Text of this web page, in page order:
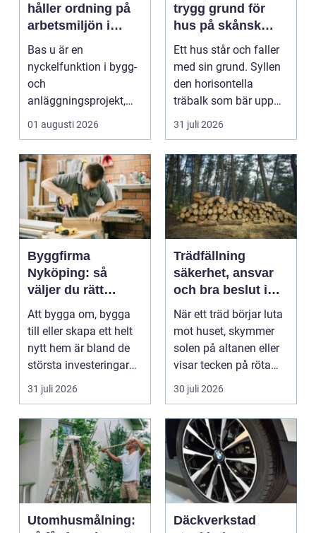
håller ordning på
arbetsmiljön i
byggprojekt
Bas u är en
nyckelfunktion i bygg-
och
anläggningsprojekt,
med ansvar för att
arbetsm...
01 augusti 2026
trygg grund för
hus på skånsk
mark
Ett hus står och faller
med sin grund. Syllen
den horisontella
träbalk som bär upp
väggarna mot pla...
31 juli 2026
Byggfirma
Nyköping: så
väljer du rätt
partner för ditt
projekt
Att bygga om, bygga
till eller skapa ett helt
nytt hem är bland de
största investeringar
m...
31 juli 2026
Trädfällning
säkerhet, ansvar
och bra beslut i
trädgården
När ett träd börjar luta
mot huset, skymmer
solen på altanen eller
visar tecken på röta
uppstår ofta...
30 juli 2026
Utomhusmålning:
Däckverkstad